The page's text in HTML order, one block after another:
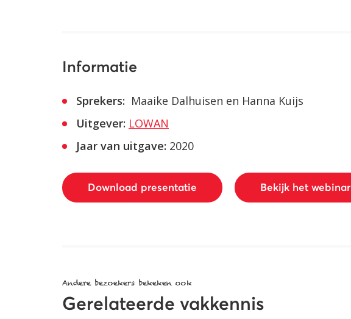
Informatie
Sprekers: Maaike Dalhuisen en Hanna Kuijs
Uitgever: LOWAN
Jaar van uitgave: 2020
Download presentatie Bekijk het webinar
Andere bezoekers bekeken ook
Gerelateerde vakkennis